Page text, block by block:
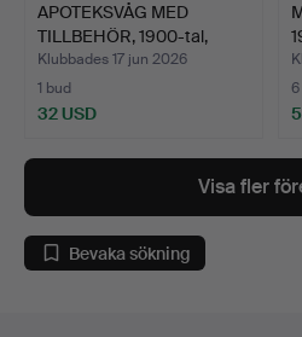
APOTEKSVÅG MED
TILLBEHÖR, 1900-tal,
Märkt …
Klubbades 17 jun 2026
1 bud
32 USD
Visa fler
Bevaka sökning